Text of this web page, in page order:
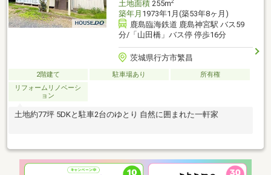
土地面積255m
築年月 1973年1月(築53年8ヶ月)
鹿島臨海鉄道 鹿島神宮駅 バス59
分/「山田橋」バス停 停歩16分
茨城県行方市繁昌
2階建て 駐車場あり
所有権
リフォームリノベーシ
ョン
土地約77坪 5DKと駐車2台のゆとり 自然に囲まれた一軒家